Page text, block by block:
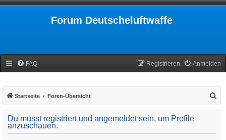
Forum Deutscheluftwaffe
FAQ Anmelden
Registrieren
Startseite Foren-Übersicht
Du musst registriert und angemeldet sein, um Profile
anzuschauen.